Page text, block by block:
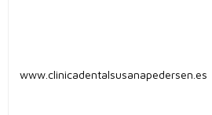
www.clinicadentalsusanapedersen.es